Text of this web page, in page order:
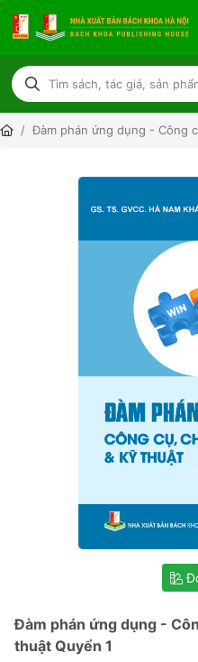
Đàm phán ứng dụng - Công
Đàm phán ứng dụng -
thuật Quyển 1